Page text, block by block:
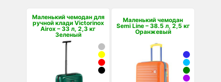
Маленький чемодан для
ручной клади Victorinox
Airox – 33 л, 2,3 кг
Зеленый
Маленький чемодан
Semi Line – 38.5 л, 2,5 кг
Оранжевый